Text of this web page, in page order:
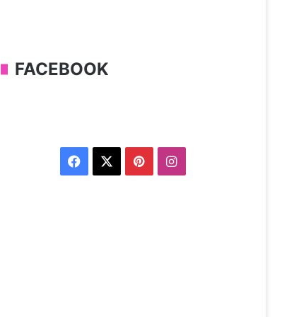
FACEBOOK
Facebook PinterestInstagram